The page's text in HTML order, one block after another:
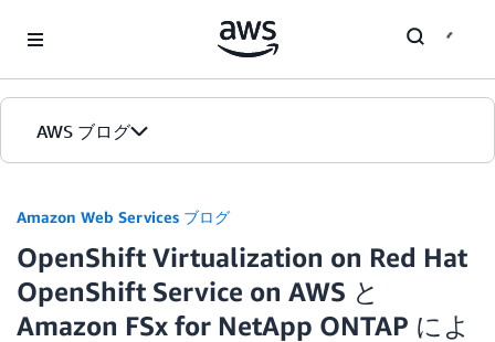
AWS ブログ
カテゴリ
エディション
Amazon Web Services ブログ
OpenShift Virtualization on Red Hat
OpenShift Service on AWS と
Amazon FSx for NetApp ONTAP によ